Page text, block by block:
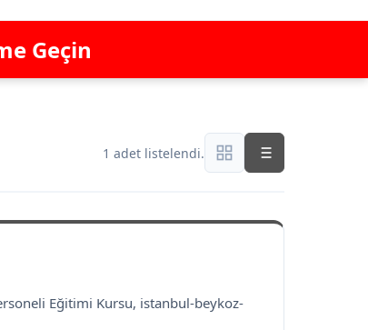
Geçin
1 adet listelendi.
Eğitimi Kursu, istanbul-beykoz-